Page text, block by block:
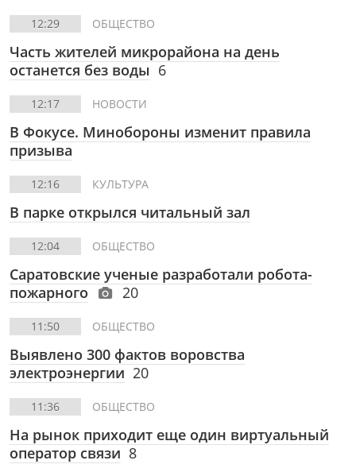
12:29 ОБЩЕСТВО
Часть жителей микрорайона на день
останется без воды 6
12:17 НОВОСТИ
В Фокусе. Минобороны изменит правила
призыва
12:16 КУЛЬТУРА
В парке открылся читальный зал
12:04 ОБЩЕСТВО
Саратовские ученые разработали робота-
пожарного
20
11:50 ОБЩЕСТВО
Выявлено 300 фактов воровства
электроэнергии 20
11:36 ОБЩЕСТВО
На рынок приходит еще один виртуальный
оператор связи 8